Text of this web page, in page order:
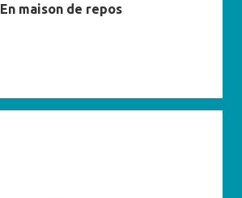
En maison de repos